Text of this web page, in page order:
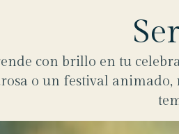
con brillo en tu
o un festival